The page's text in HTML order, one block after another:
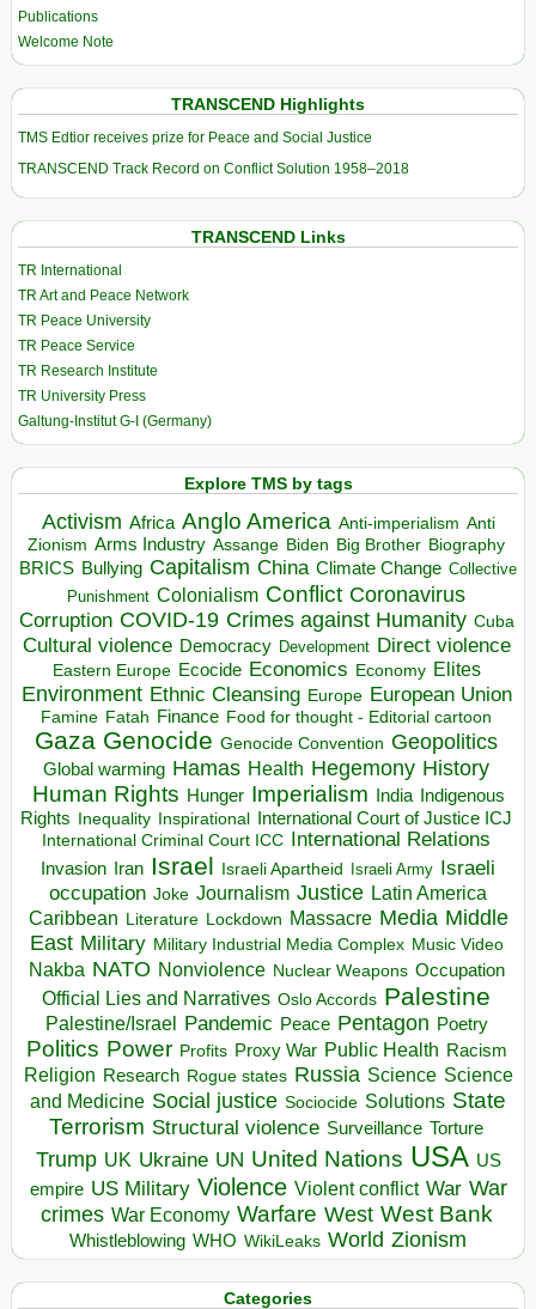
Publications
Welcome Note
TRANSCEND Highlights
TMS Edtior receives prize for Peace and Social Justice
TRANSCEND Track Record on Conflict Solution 1958–2018
TRANSCEND Links
TR International
TR Art and Peace Network
TR Peace University
TR Peace Service
TR Research Institute
TR University Press
Galtung-Institut G-I (Germany)
Explore TMS by tags
Activism Africa Anglo America Anti-imperialism Anti
Zionism Arms Industry Assange Biden Big Brother Biography
BRICS Bullying Capitalism China Climate Change Collective
Punishment Colonialism Conflict Coronavirus
Corruption COVID-19 Crimes against Humanity Cuba
Cultural violence Democracy Development Direct violence
Eastern Europe Ecocide Economics Economy Elites
Environment Ethnic Cleansing Europe European Union
Famine Fatah Finance Food for thought - Editorial cartoon
Gaza Genocide Genocide Convention Geopolitics
Global warming Hamas Health Hegemony History
Human Rights Hunger Imperialism India Indigenous
Rights Inequality Inspirational
International Court of Justice ICJ
International Criminal Court ICC International Relations
Invasion Iran Israel Israeli Apartheid Israeli Army Israeli
occupation Joke Journalism Justice Latin America
Caribbean Literature Lockdown Massacre Media Middle
East Military Military Industrial Media Complex Music Video
Nakba NATO Nonviolence Nuclear Weapons Occupation
Official Lies and Narratives Oslo Accords Palestine
Palestine/Israel Pandemic Peace Pentagon Poetry
Politics Power Profits Proxy War Public Health Racism
Religion Research Rogue states Russia Science Science
and Medicine Social justice Sociocide Solutions State
Terrorism Structural violence Surveillance Torture
Trump UK Ukraine UN United Nations USA US
empire US Military Violence Violent conflict War War
crimes War Economy Warfare West West Bank
Whistleblowing WHO WikiLeaks World Zionism
Categories